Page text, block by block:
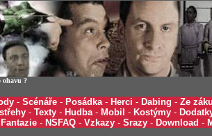
ohavu ?
- Scénáře - Posádka- Herci - Dabing - Ze
- Texty - Hudba- Mobil - Kostýmy -
Fantazie - NSFAQ - Vzkazy - Srazy - Download -